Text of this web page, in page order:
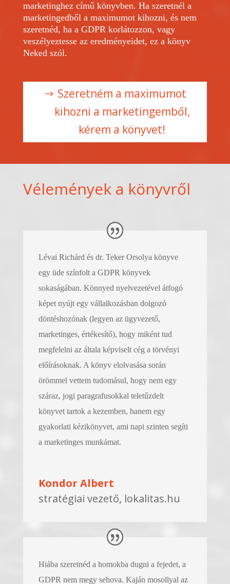
marketinghez című könyvben. Ha szeretnél a
marketingedből a maximumot kihozni, és nem
szeretnéd, ha a GDPR korlátozzon, vagy
veszélyeztesse az eredményeidet, ez a könyv
Neked szól.
Szeretném a maximumot
kihozni a marketingemből,
kérem a könyvet!
Vélemények a könyvről
Lévai Richárd és dr. Teker Orsolya könyve
egy üde színfolt a GDPR könyvek
sokaságában. Könnyed nyelvezetével átfogó
képet nyújt egy vállalkozásban dolgozó
döntéshozónak (legyen az ügyvezető,
marketinges, értékesítő), hogy miként tud
megfelelni az általa képviselt cég a törvényi
előírásoknak. A könyv elolvasása során
örömmel vettem tudomásul, hogy nem egy
száraz, jogi paragrafusokkal teletűzdelt
könyvet tartok a kezemben, hanem egy
gyakorlati kézikönyvet, ami napi szinten segíti
a marketinges munkámat.
Kondor Albert
stratégiai vezető, lokalitas.hu
Hiába szeretnéd a homokba dugni a fejedet, a
GDPR nem megy sehova. Kaján mosollyal az